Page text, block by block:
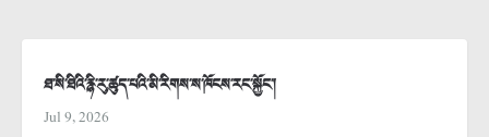
ཐ་སི་ཐིའི་རྙི་རུ་ཚུད་པའི་མི་རིགས་ས་ཁོངས་རང་སྐྱོང་།
Jul 9, 2026